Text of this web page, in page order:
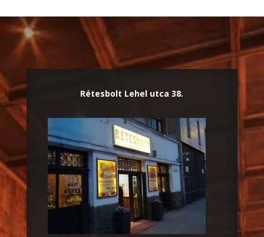
Rétesbolt Lehel utca 38.